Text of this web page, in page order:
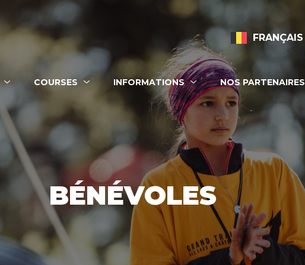
FRANÇAIS
principale
COURSES INFORMATIONS NOS PARTENAIRES
BÉNÉVOLES